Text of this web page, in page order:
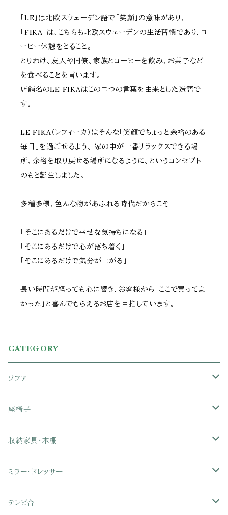
「LE」は北欧スウェーデン語で「笑顔」の意味があり、
「FIKA」は、こちらも北欧スウェーデンの生活習慣であり、コ
ーヒー休憩をとること。
とりわけ、友人や同僚、家族とコーヒーを飲み、お菓子など
を食べることを言います。
店舗名のLE FIKAはこの二つの言葉を由来とした造語で
す。
LE FIKA（レフィーカ）はそんな「笑顔でちょっと余裕のある
毎日」を過ごせるよう、 家の中が一番リラックスできる場
所、余裕を取り戻せる場所になるように、というコンセプト
のもと誕生しました。
多種多様、色んな物があふれる時代だからこそ
「そこにあるだけで幸せな気持ちになる」
「そこにあるだけで心が落ち着く」
「そこにあるだけで気分が上がる」
長い時間が経っても心に響き、お客様から「ここで買ってよ
かった」と喜んでもらえるお店を目指しています。
CATEGORY
ソファ
1人掛けソファ
2人掛けソファ
3人掛けソファ
フロアソファ・ローソファ
座椅子
1人掛け座椅子
2人掛け座椅子
リクライニング座椅子
収納家具・本棚
カラーボックス
本棚・書棚
ミラー・ドレッサー
ドレッサー・鏡台
テレビ台